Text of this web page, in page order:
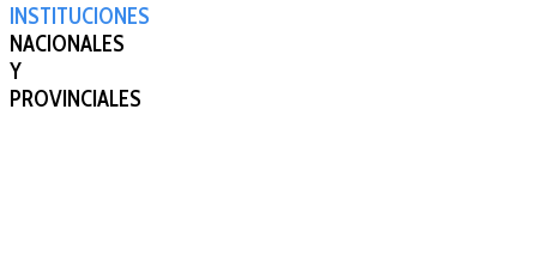
INSTITUCIONES
NACIONALES
Y
PROVINCIALES